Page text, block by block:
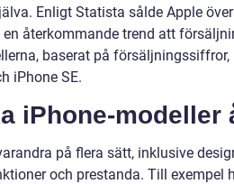
Enligt Statista sålde Apple
återkommande trend att
baserat på försäljningssiffror,
iPhone SE.
iPhone-modeller
på flera sätt, inklusive
och prestanda. Till exempel